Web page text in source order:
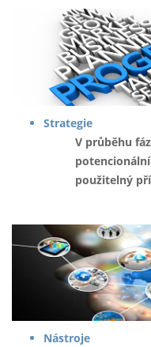
Strategie
V průběhu
použitelný
Nástroje